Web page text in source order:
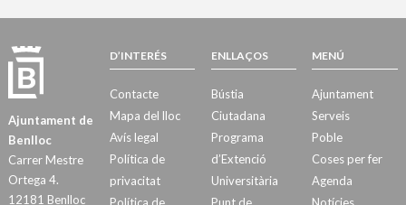
Ajuntament de
Benlloc
Carrer Mestre
Ortega 4.
12181 Benlloc
D’INTERÉS
Contacte
Mapa del lloc
Avís legal
Política de
privacitat
ENLLAÇOS
Bústia
Ciutadana
Programa
d’Extenció
Universitària
MENÚ
Ajuntament
Serveis
Poble
Coses per fer
Agenda